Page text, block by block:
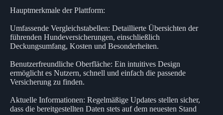
Hauptmerkmale der Plattform:
Umfassende Vergleichstabellen: Detaillierte Übersichten der
führenden Hundeversicherungen, einschließlich
Deckungsumfang, Kosten und Besonderheiten.
Benutzerfreundliche Oberfläche: Ein intuitives Design
ermöglicht es Nutzern, schnell und einfach die passende
Versicherung zu finden.
Aktuelle Informationen: Regelmäßige Updates stellen sicher,
dass die bereitgestellten Daten stets auf dem neuesten Stand